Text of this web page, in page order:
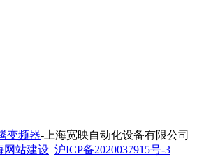
变频器-上海宽映自动化设备有限公司
网站建设 沪ICP备2020037915号-3